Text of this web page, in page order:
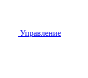
Управление